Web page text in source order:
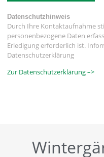
Datenschutzhinweis
Durch Ihre Kontaktaufnahme
personenbezogene Daten
Erledigung erforderlich ist.
Datenschutzerklärung
Zur Datenschutzerklärung –>